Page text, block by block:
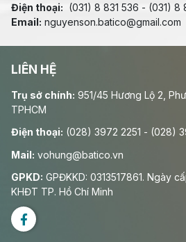
Điện thoại: (031) 8 831 536 - (031) 8
Email: nguyenson.batico@gmail.com
LIÊN HỆ
Trụ sở chính: 951/45 Hương Lộ 2,
TPHCM
Điện thoại: (028) 3972 2251 - (028)
Mail: vohung@batico.vn
GPKD: GPĐKKD: 0313517861. Ngày
KHĐT TP. Hồ Chí Minh